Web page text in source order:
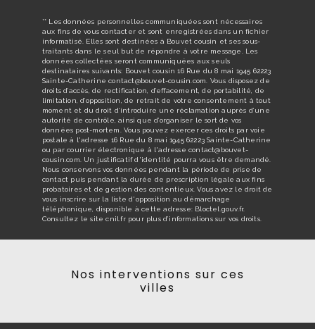
** Les données personnelles communiquées sont nécessaires
aux fins de vous contacter et sont enregistrées dans un fichier
informatisé. Elles sont destinées à Bouvet cousin et ses sous-
traitants dans le seul but de répondre à votre message. Les
données collectées seront communiquées aux seuls
destinataires suivants: Bouvet cousin 16 Rue du 8 mai 1945 62223
Sainte-Catherine contact@bouvet-cousin.com. Vous disposez de
droits d’accès, de rectification, d’effacement, de portabilité, de
limitation, d’opposition, de retrait de votre consentement à tout
moment et du droit d’introduire une réclamation auprès d’une
autorité de contrôle, ainsi que d’organiser le sort de vos
données post-mortem. Vous pouvez exercer ces droits par voie
postale à l'adresse 16 Rue du 8 mai 1945 62223 Sainte-Catherine
ou par courrier électronique à l'adresse contact@bouvet-
cousin.com. Un justificatif d'identité pourra vous être demandé.
Nous conservons vos données pendant la période de prise de
contact puis pendant la durée de prescription légale aux fins
probatoires et de gestion des contentieux. Vous avez le droit de
vous inscrire sur la liste d'opposition au démarchage
téléphonique, disponible à cette adresse: Bloctel.gouv.fr.
Consultez le site cnil.fr pour plus d’informations sur vos droits.
Nos interventions sur ces
villes